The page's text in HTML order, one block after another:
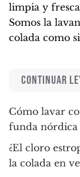
limpia y
Somos la
colada como
CONTINUAR
Cómo lavar
funda nórdica
¿El cloro
la colada en